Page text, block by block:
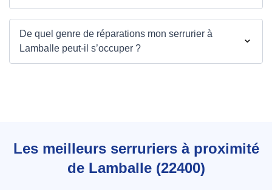
De quel genre de réparations mon serrurier à
Lamballe peut-il s’occuper ?
Les meilleurs serruriers à proximité
de Lamballe (22400)